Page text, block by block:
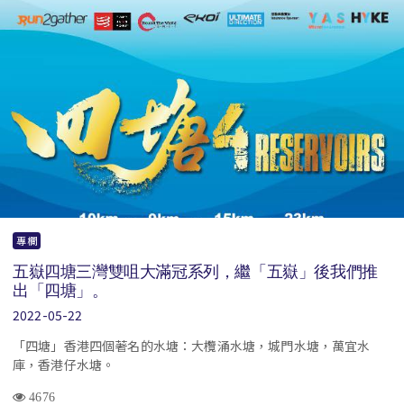
專欄
五嶽四塘三灣雙咀大滿冠系列，繼「五嶽」後我們推
出「四塘」。
2022-05-22
「四塘」香港四個著名的水塘：大欖涌水塘，城門水塘，萬宜水
庫，香港仔水塘。
4676